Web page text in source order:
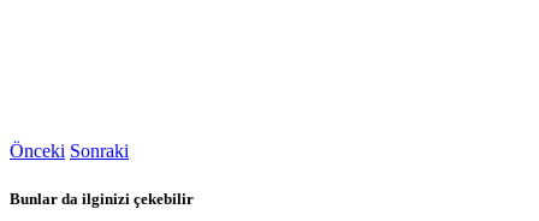
Önceki Sonraki
Bunlar da ilginizi çekebilir